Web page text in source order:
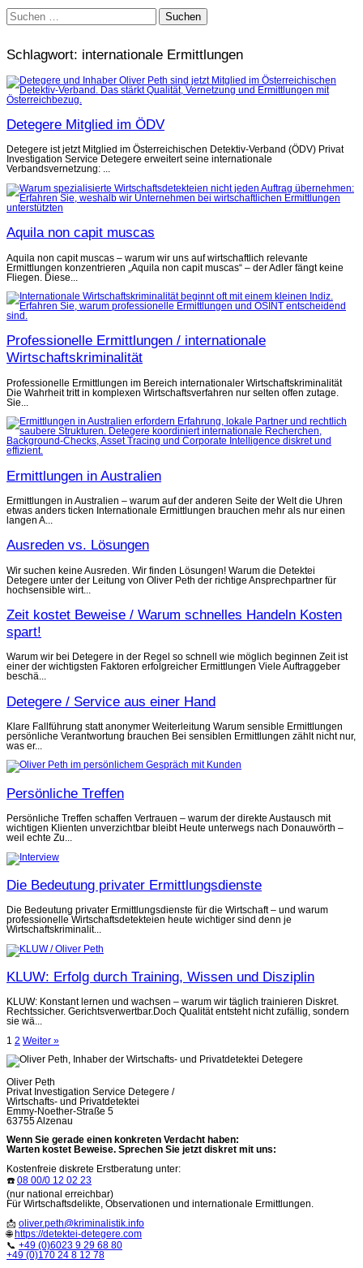
Suchen
nach:
Schlagwort: internationale Ermittlungen
Detegere Mitglied im ÖDV
Detegere ist jetzt Mitglied im Österreichischen Detektiv-Verband (ÖDV) Privat
Investigation Service Detegere erweitert seine internationale
Verbandsvernetzung: ...
Aquila non capit muscas
Aquila non capit muscas – warum wir uns auf wirtschaftlich relevante
Ermittlungen konzentrieren „Aquila non capit muscas“ – der Adler fängt keine
Fliegen. Diese...
Professionelle Ermittlungen / internationale
Wirtschaftskriminalität
Professionelle Ermittlungen im Bereich internationaler Wirtschaftskriminalität
Die Wahrheit tritt in komplexen Wirtschaftsverfahren nur selten offen zutage.
Sie...
Ermittlungen in Australien
Ermittlungen in Australien – warum auf der anderen Seite der Welt die Uhren
etwas anders ticken Internationale Ermittlungen brauchen mehr als nur einen
langen A...
Ausreden vs. Lösungen
Wir suchen keine Ausreden. Wir finden Lösungen! Warum die Detektei
Detegere unter der Leitung von Oliver Peth der richtige Ansprechpartner für
hochsensible wirt...
Zeit kostet Beweise / Warum schnelles Handeln Kosten
spart!
Warum wir bei Detegere in der Regel so schnell wie möglich beginnen Zeit ist
einer der wichtigsten Faktoren erfolgreicher Ermittlungen Viele Auftraggeber
beschä...
Detegere / Service aus einer Hand
Klare Fallführung statt anonymer Weiterleitung Warum sensible Ermittlungen
persönliche Verantwortung brauchen Bei sensiblen Ermittlungen zählt nicht nur,
was er...
Persönliche Treffen
Persönliche Treffen schaffen Vertrauen – warum der direkte Austausch mit
wichtigen Klienten unverzichtbar bleibt Heute unterwegs nach Donauwörth –
weil echte Zu...
Die Bedeutung privater Ermittlungsdienste
Die Bedeutung privater Ermittlungsdienste für die Wirtschaft – und warum
professionelle Wirtschaftsdetekteien heute wichtiger sind denn je
Wirtschaftskriminalit...
KLUW: Erfolg durch Training, Wissen und Disziplin
KLUW: Konstant lernen und wachsen – warum wir täglich trainieren Diskret.
Rechtssicher. Gerichtsverwertbar.Doch Qualität entsteht nicht zufällig, sondern
sie wä...
Seitennummerierung
der
Beiträge
1 2 Weiter »
Oliver Peth
Privat Investigation Service Detegere /
Wirtschafts- und Privatdetektei
Emmy-Noether-Straße 5
63755 Alzenau
Wenn Sie gerade einen konkreten Verdacht haben:
Warten kostet Beweise. Sprechen Sie jetzt diskret mit uns:
Kostenfreie diskrete Erstberatung unter:
☎️ 08 00/0 12 02 23
(nur national erreichbar)
Für Wirtschaftsdelikte, Observationen und internationale Ermittlungen.
📩 oliver.peth@kriminalistik.info
🌐 https://detektei-detegere.com
📞 +49 (0)6023 9 29 68 80
+49 (0)170 24 8 12 78